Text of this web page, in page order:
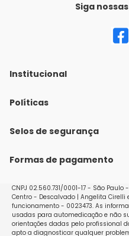
Siga
Institucional
Quem Somos
Nossas lojas
Políticas
Política de Envio
Políticas de Trocas e
Selos de segurança
Formas de pagamento
CNPJ 02.560.731/0001-17 - São
Centro - Descalvado | Angelita Cirelli
funcionamento - 0023473. As
usadas para automedicação e não
orientações dadas pelo profissional
apto a diagnosticar qualquer